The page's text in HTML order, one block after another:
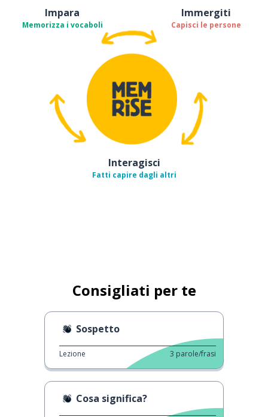
Impara
Memorizza i vocaboli
Immergiti
Capisci le persone
Interagisci
Fatti capire dagli altri
Consigliati per te
Sospetto
Lezione 3 parole/frasi
Cosa significa?